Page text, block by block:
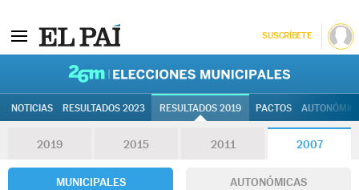
SUSCRÍBETE
NOTICIAS RESULTADOS 2023 RESULTADOS 2019 PACTOS
2019 2015 2011 2007
MUNICIPALES AUTONÓMICAS